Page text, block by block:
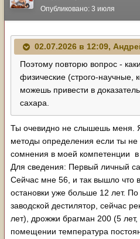
Опубликовано: 3 июля
02.07.2026 в 12:09,
Поэтому повторю вопрос -
физические (строго-научные,
можешь привести в
сахара.
Ты очевидно не слышешь меня.
методы определения если ты не
сомнения в моей компетенции в
Для сведения: Первый личный
Сейчас мне 56, и так вышло что
остановки уже больше 12 лет.
заводской дестилятор, сейчас
лет), дрожжи брагман 200 (5
помещении температура